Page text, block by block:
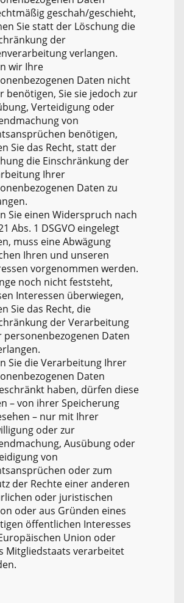
geschah/geschieht,
Sie statt der Löschung die
der
verlangen.
wir Ihre
Daten nicht
benötigen, Sie sie jedoch zur
Verteidigung oder
von
benötigen,
Sie das Recht, statt der
die Einschränkung der
Ihrer
Daten zu
Sie einen Widerspruch nach
Abs. 1 DSGVO eingelegt
muss eine Abwägung
Ihren und unseren
vorgenommen werden.
noch nicht feststeht,
Interessen überwiegen,
Sie das Recht, die
der Verarbeitung
personenbezogenen Daten
Sie die Verarbeitung Ihrer
Daten
haben, dürfen diese
– von ihrer Speicherung
– nur mit Ihrer
oder zur
Ausübung oder
von
oder zum
der Rechte einer anderen
oder juristischen
oder aus Gründen eines
öffentlichen Interesses
Union oder
Mitgliedstaats verarbeitet